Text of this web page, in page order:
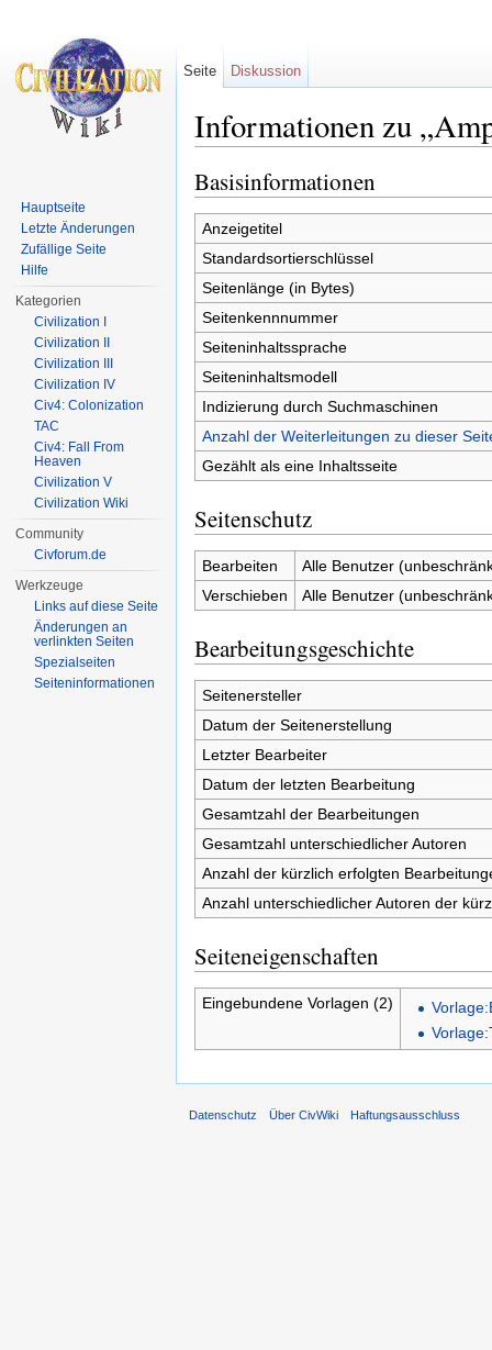
Informationen zu
Basisinformationen
Anzeigetitel
Standardsortierschlüssel
Seitenlänge (in Bytes)
Seitenkennnummer
Seiteninhaltssprache
Seiteninhaltsmodell
Indizierung durch Suchmaschinen
Anzahl der Weiterleitungen zu dieser
Gezählt als eine Inhaltsseite
Seitenschutz
Bearbeiten
Alle Benutzer
Verschieben
Alle Benutzer
Bearbeitungsgeschichte
Seitenersteller
Datum der Seitenerstellung
Letzter Bearbeiter
Datum der letzten Bearbeitung
Gesamtzahl der Bearbeitungen
Gesamtzahl unterschiedlicher Autoren
Anzahl der kürzlich erfolgten
Anzahl unterschiedlicher Autoren der
Seiteneigenschaften
Eingebundene Vorlagen (2)
Seite Diskussion
Hauptseite
Letzte Änderungen
Zufällige Seite
Hilfe
Kategorien
Civilization I
Civilization II
Civilization III
Civilization IV
Civ4: Colonization
TAC
Civ4: Fall From
Heaven
Civilization V
Civilization Wiki
Community
Civforum.de
Werkzeuge
Links auf diese Seite
Änderungen an
verlinkten Seiten
Spezialseiten
Seiten­informationen
Datenschutz Über CivWiki Haftungsausschluss